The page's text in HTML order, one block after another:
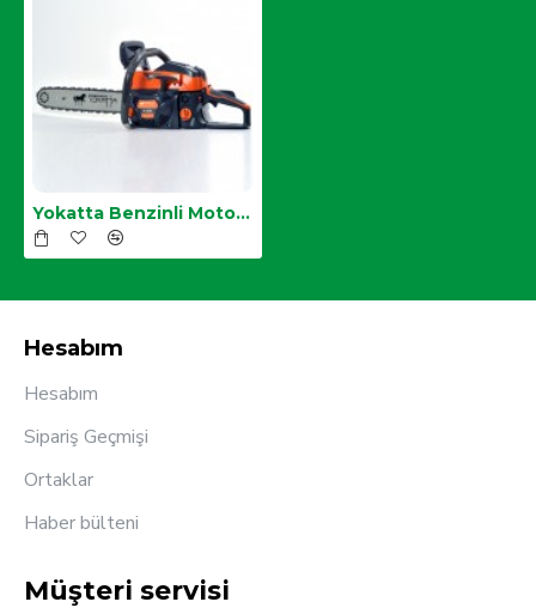
Pala uzunluğu : 45cm 325/36 Diş
Tam köşeli Zincir
Yüksek Kalite Hava Filtresi
Kolay Açılabilen Hava Filtre Kapağı
Yokatta Benzinli Motorlu Testere
Hesabım
Hesabım
Sipariş Geçmişi
Ortaklar
Haber bülteni
Müşteri servisi